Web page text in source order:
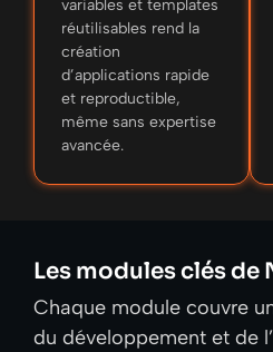
variables et templates
réutilisables rend la
création
d’applications rapide
et reproductible,
même sans expertise
avancée.
Les modules clés
Chaque module couvre
du développement et de